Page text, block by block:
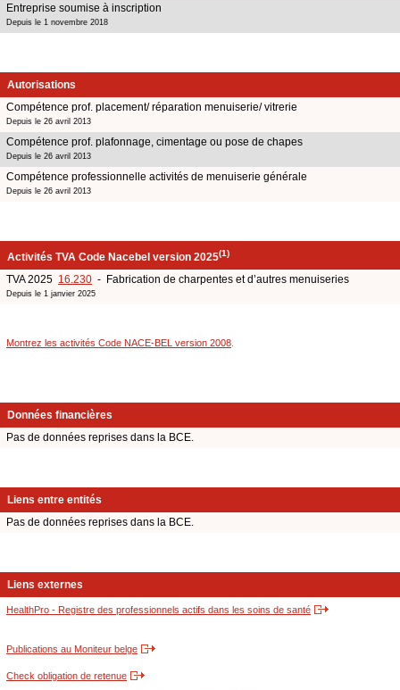
Entreprise soumise à inscription
Depuis le 1 novembre 2018
Autorisations
Compétence prof. placement/ réparation menuiserie/ vitrerie
Depuis le 26 avril 2013
Compétence prof. plafonnage, cimentage ou pose de chapes
Depuis le 26 avril 2013
Compétence professionnelle activités de menuiserie générale
Depuis le 26 avril 2013
Activités TVA Code Nacebel version 2025(1)
TVA 2025 16.230 - Fabrication de charpentes et d’autres menuiseries
Depuis le 1 janvier 2025
Montrez les activités Code NACE-BEL version 2008
Données financières
Pas de données reprises dans la BCE.
Liens entre entités
Pas de données reprises dans la BCE.
Liens externes
HealthPro - Registre des professionnels actifs dans les soins de santé
Publications au Moniteur belge
Check obligation de retenue